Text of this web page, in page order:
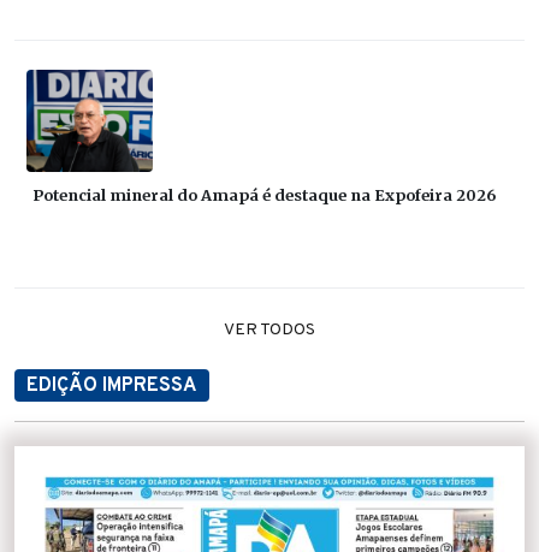
Potencial mineral do Amapá é destaque na Expofeira 2026
VER TODOS
EDIÇÃO IMPRESSA